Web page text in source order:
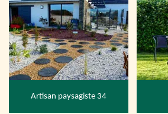
Artisan paysagiste 34